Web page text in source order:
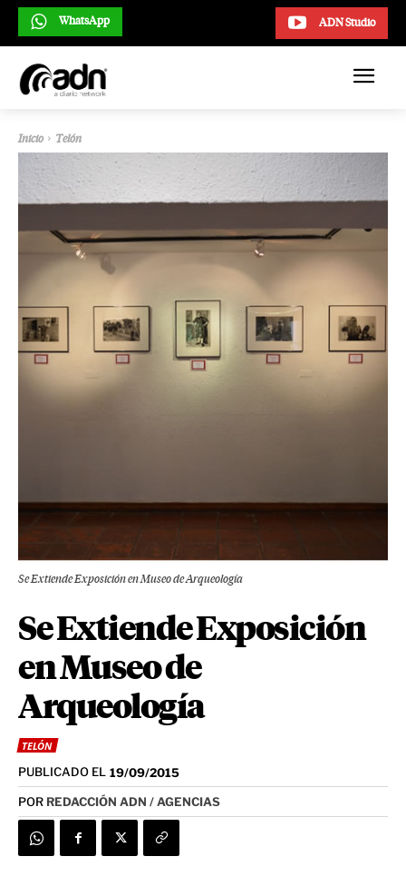
ADN Studio
WhatsApp
Inicio Telón
Se Extiende Exposición en Museo de Arqueología
Se Extiende Exposición
en Museo de
Arqueología
TELÓN
PUBLICADO EL 19/09/2015
POR REDACCIÓN ADN / AGENCIAS